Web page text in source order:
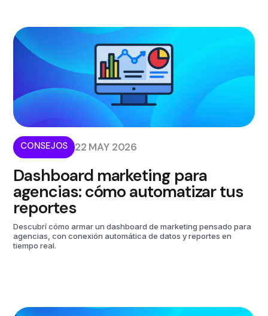
CONSEJOS 22 MAY 2026
Dashboard marketing para
agencias: cómo automatizar tus
reportes
Descubrí cómo armar un dashboard de marketing pensado para
agencias, con conexión automática de datos y reportes en
tiempo real.